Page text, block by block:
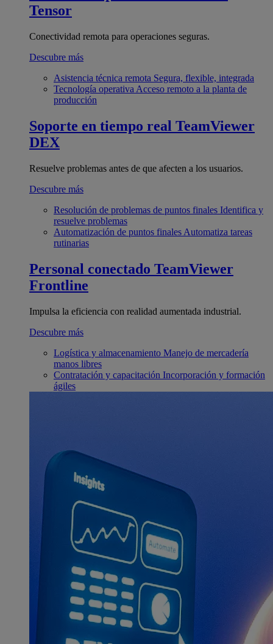
Tensor
Conectividad remota para operaciones seguras.
Descubre más
Asistencia técnica remota Segura, flexible, integrada
Tecnología operativa Acceso remoto a la planta de
producción
Soporte en tiempo real TeamViewer
DEX
Resuelve problemas antes de que afecten a los usuarios.
Descubre más
Resolución de problemas de puntos finales Identifica y
resuelve problemas
Automatización de puntos finales Automatiza tareas
rutinarias
Personal conectado TeamViewer
Frontline
Impulsa la eficiencia con realidad aumentada industrial.
Descubre más
Logística y almacenamiento Manejo de mercadería
manos libres
Contratación y capacitación Incorporación y formación
ágiles